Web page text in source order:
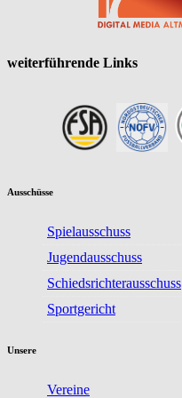
weiterführende Links
Ausschüsse
Spielausschuss
Jugendausschuss
Schiedsrichterausschuss
Sportgericht
Unsere
Vereine